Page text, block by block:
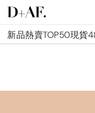
新品熱賣TOP50現貨